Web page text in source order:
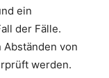
ein
der Fälle.
von
werden.